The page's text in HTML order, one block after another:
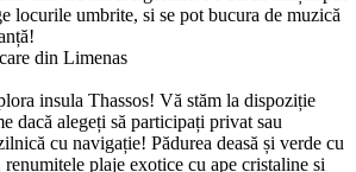
locurile umbrite, si se pot bucura de muzică
din Limenas
insula Thassos! Vă stăm la dispoziție
dacă alegeți să participați privat sau
cu navigație! Pădurea deasă și verde cu
plaje exotice cu ape cristaline și